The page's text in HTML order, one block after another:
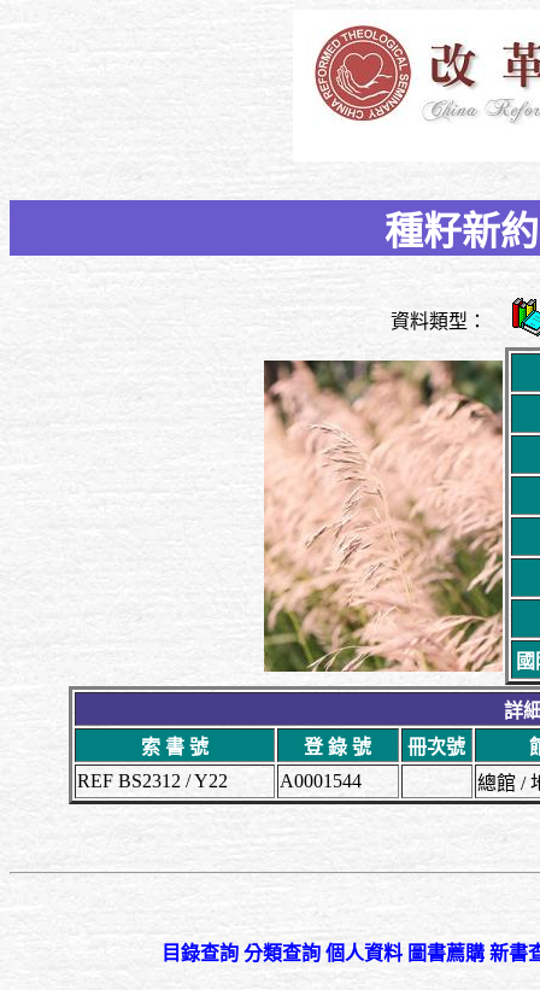
種籽新
資料類型：
詳
索 書 號
登 錄 號 冊次號
REF BS2312 / Y22
A0001544 總館 /
目錄查詢 分類查詢 個人資料 圖書薦購 新書